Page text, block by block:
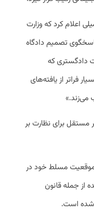
اعلام کرد که وزارت
تصمیم دادگاه
دادگستری که
فراتر از یافته‌های
می‌زند.»
مستقل برای نظارت بر
موقعیت مسلط خود در
از جمله قانون
شده است.